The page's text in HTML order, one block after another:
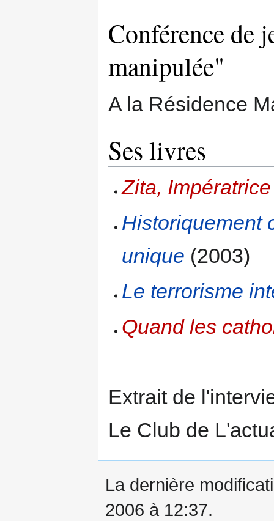
Conférence de
manipulée"
A la Résidence
Ses livres
Zita,
Historiquement
unique (2003)
Le terrorisme
Quand les
Extrait de
Le Club de
La dernière
2006 à 12:37.